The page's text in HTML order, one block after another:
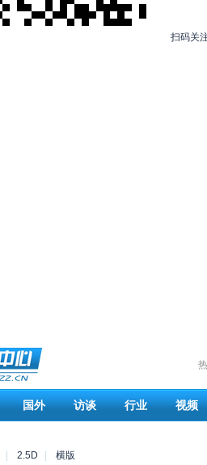
扫码关
国外 访谈 行业 视频
2.5D 横版